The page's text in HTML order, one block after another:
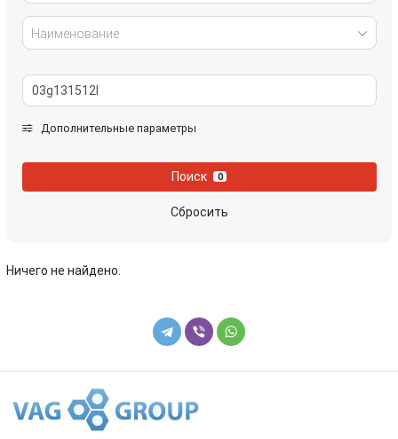
Land Rover
Mazda Mercedes-Benz
Nissan Opel
Toyota
Наименование
Дополнительные параметры
Поиск 0
Сбросить
Ничего не найдено.